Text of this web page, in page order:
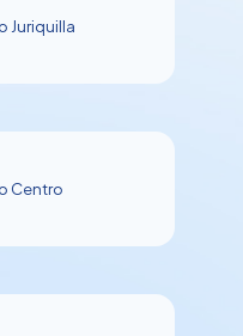
Juriquilla
Centro